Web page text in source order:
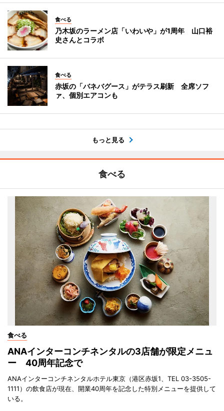
食べる
乃木坂のラーメン店「いわいや」が1周年 山口裕
史さんとコラボ
食べる
赤坂の「バネバグース」がテラス刷新 全席ソフ
ァ、個別エアコンも
もっと見る
食べる
食べる
ANAインターコンチネンタルの3店舗が限定メニュ
ー 40周年記念で
ANAインターコンチネンタルホテル東京（港区赤坂1、TEL 03-3505-
1111）の飲食店が現在、開業40周年を記念した特別メニューを提供して
いる。